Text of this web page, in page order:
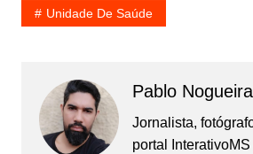
Unidade De Saúde
Pablo Nogueira
Jornalista,
portal